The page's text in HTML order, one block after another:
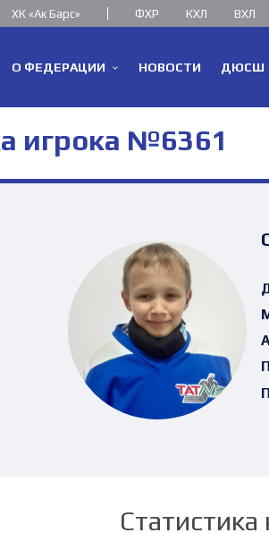
ХК «Ак Барс» ФХР КХЛ ВХЛ
О ФЕДЕРАЦИИ НОВОСТИ ДЮСШ
игрока №6361